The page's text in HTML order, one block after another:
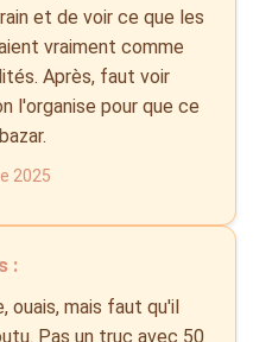
et de voir ce que les
vraiment comme
Après, faut voir
l'organise pour que ce
2025
:
ouais, mais faut qu'il
Pas un truc avec 50